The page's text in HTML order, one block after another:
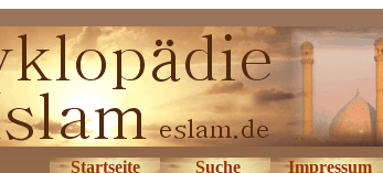
Startseite Suche Impressum